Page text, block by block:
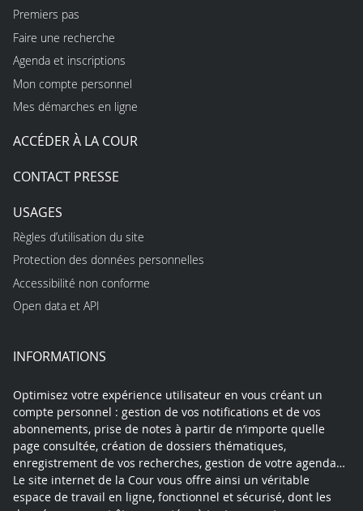
Premiers pas
Faire une recherche
Agenda et inscriptions
Mon compte personnel
Mes démarches en ligne
ACCÉDER À LA COUR
CONTACT PRESSE
USAGES
Règles d’utilisation du site
Protection des données personnelles
Accessibilité non conforme
Open data et API
INFORMATIONS
Optimisez votre expérience utilisateur en vous créant un
compte personnel : gestion de vos notifications et de vos
abonnements, prise de notes à partir de n’importe quelle
page consultée, création de dossiers thématiques,
enregistrement de vos recherches, gestion de votre agenda…
Le site internet de la Cour vous offre ainsi un véritable
espace de travail en ligne, fonctionnel et sécurisé, dont les